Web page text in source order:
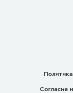
Согласие